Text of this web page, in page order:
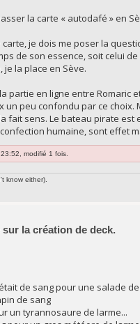
la carte « autodafé » en
je dois me poser la
de son essence, soit celui
la place en Sève.
partie en ligne entre
peu confondu par ce
fait sens. Le bateau pirate
humaine, sont effet
modifié 1 fois.
know either).
sur la création de deck.
de sang pour une salade
de sang
un tyrannosaure de larme...